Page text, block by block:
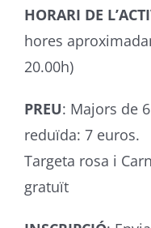
HORARI DE
hores
20.00h)
PREU: Majors de
reduïda: 7 euros.
Targeta rosa i
gratuït